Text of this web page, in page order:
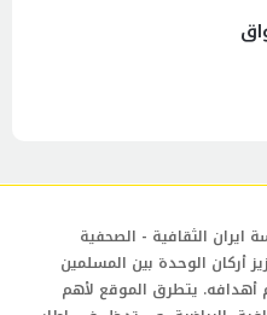
الثقافية - الصحفية
أركان الوحدة بين المسلمين
أهدافه. يتطرق الموقع لأهم